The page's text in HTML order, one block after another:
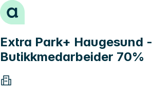
Hopp til innhold
Extra Park+ Haugesund -
Butikkmedarbeider 70%